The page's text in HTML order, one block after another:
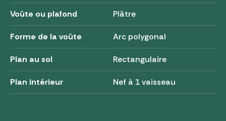
Voûte ou plafond Plâtre
Forme de la voûte Arc polygonal
Plan au sol Rectangulaire
Plan intérieur Nef à 1 vaisseau